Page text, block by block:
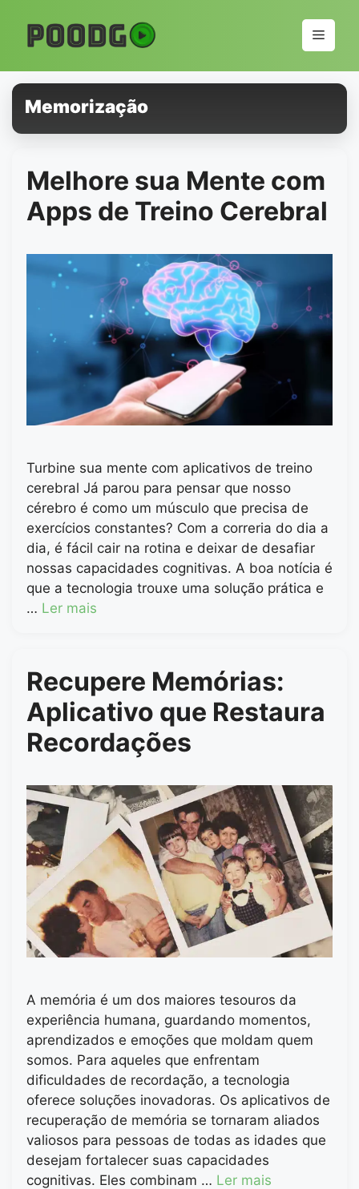
para
conteúdo
Menu
Memorização
Melhore sua Mente com
Apps de Treino Cerebral
Turbine sua mente com aplicativos de treino
cerebral Já parou para pensar que nosso
cérebro é como um músculo que precisa de
exercícios constantes? Com a correria do dia a
dia, é fácil cair na rotina e deixar de desafiar
nossas capacidades cognitivas. A boa notícia é
que a tecnologia trouxe uma solução prática e
… Ler mais
Recupere Memórias:
Aplicativo que Restaura
Recordações
A memória é um dos maiores tesouros da
experiência humana, guardando momentos,
aprendizados e emoções que moldam quem
somos. Para aqueles que enfrentam
dificuldades de recordação, a tecnologia
oferece soluções inovadoras. Os aplicativos de
recuperação de memória se tornaram aliados
valiosos para pessoas de todas as idades que
desejam fortalecer suas capacidades
cognitivas. Eles combinam … Ler mais